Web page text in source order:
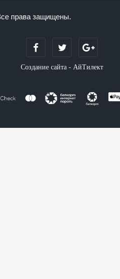
права защищены.
Создание сайта - АйТилект